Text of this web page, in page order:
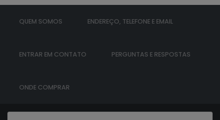
QUEM SOMOS ENDEREÇO, TELEFONE E EMAIL
ENTRAR EM CONTATO PERGUNTAS E RESPOSTAS
ONDE COMPRAR